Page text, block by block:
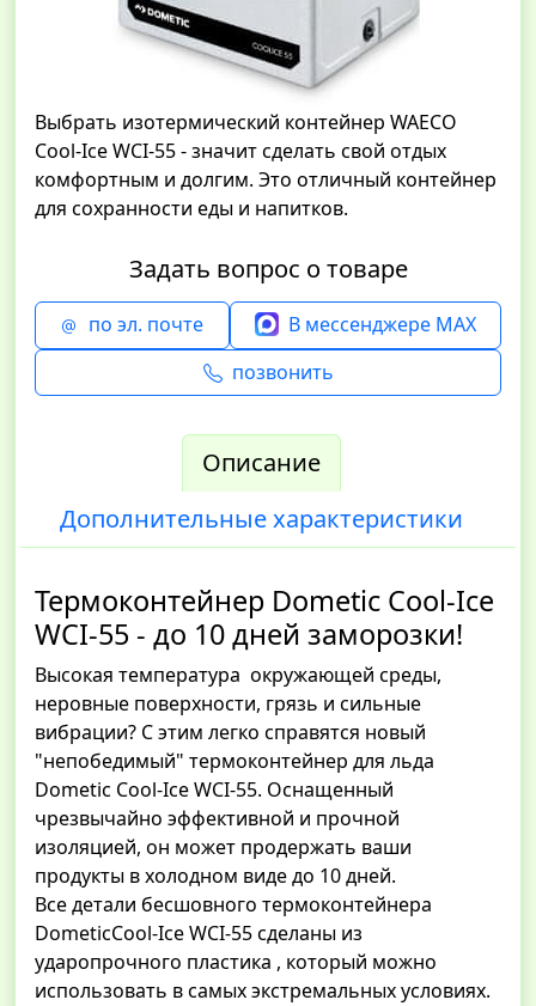
Выбрать изотермический контейнер WAECO
Cool-Ice WCI-55 - значит сделать свой отдых
комфортным и долгим. Это отличный контейнер
для сохранности еды и напитков.
Задать вопрос о товаре
по эл. почте
В мессенджере MAX
позвонить
Описание
Дополнительные характеристики
Термоконтейнер Dometic Cool-Ice
WCI-55 - до 10 дней заморозки!
Высокая температура окружающей среды,
неровные поверхности, грязь и сильные
вибрации? С этим легко справятся новый
"непобедимый" термоконтейнер для льда
Dometic Cool-Ice WCI-55. Оснащенный
чрезвычайно эффективной и прочной
изоляцией, он может продержать ваши
продукты в холодном виде до 10 дней.
Все детали бесшовного термоконтейнера
DometicCool-Ice WCI-55 сделаны из
ударопрочного пластика , который можно
использовать в самых экстремальных условиях.